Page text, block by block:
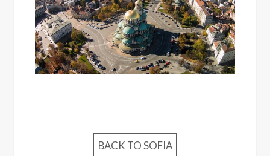
BACK TO SOFIA